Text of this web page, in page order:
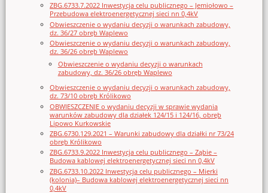
ZBG.6733.7.2022 Inwestycja celu publicznego – Jemiołowo –
Przebudowa elektroenergetycznej sieci nn 0,4kV
Obwieszczenie o wydaniu decyzji o warunkach zabudowy,
dz. 36/27 obręb Waplewo
Obwieszczenie o wydaniu decyzji o warunkach zabudowy,
dz. 36/26 obręb Waplewo
Obwieszczenie o wydaniu decyzji o warunkach
zabudowy, dz. 36/26 obręb Waplewo
Obwieszczenie o wydaniu decyzji o warunkach zabudowy,
dz. 73/10 obręb Królikowo
OBWIESZCZENIE o wydaniu decyzji w sprawie wydania
warunków zabudowy dla działek 124/15 i 124/16, obręb
Lipowo Kurkowskie
ZBG.6730.129.2021 – Warunki zabudowy dla działki nr 73/24
obręb Królikowo
ZBG.6733.9.2022 Inwestycja celu publicznego – Ząbie –
Budowa kablowej elektroenergetycznej sieci nn 0,4kV
ZBG.6733.10.2022 Inwestycja celu publicznego – Mierki
(kolonia)– Budowa kablowej elektroenergetycznej sieci nn
0,4kV